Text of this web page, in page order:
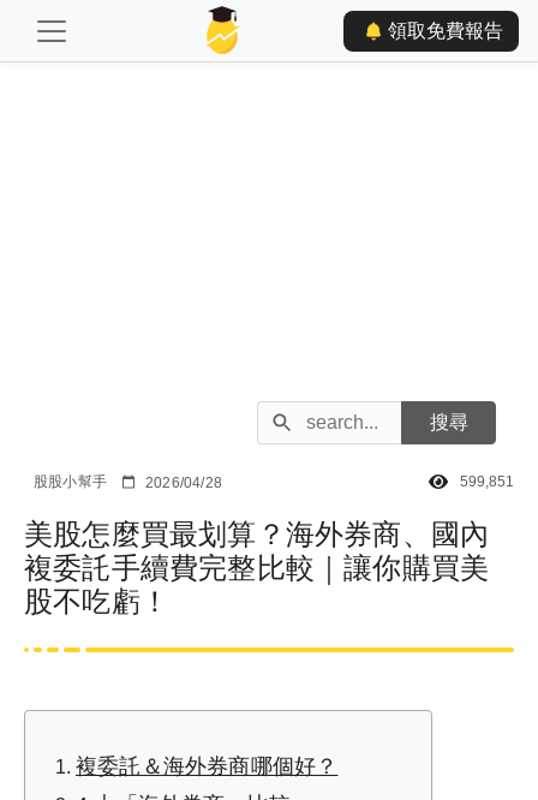
領取免費報告
股股小幫手 2026/04/28 599,851
美股怎麼買最划算？海外券商、國內
複委託手續費完整比較｜讓你購買美
股不吃虧！
複委託＆海外券商哪個好？